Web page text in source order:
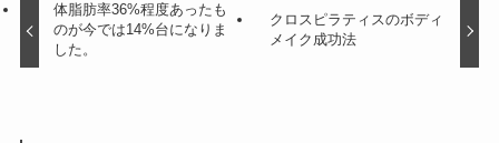
体脂肪率36%程度あったも
のが今では14%台になりま
した。
クロスピラティスのボディ
メイク成功法